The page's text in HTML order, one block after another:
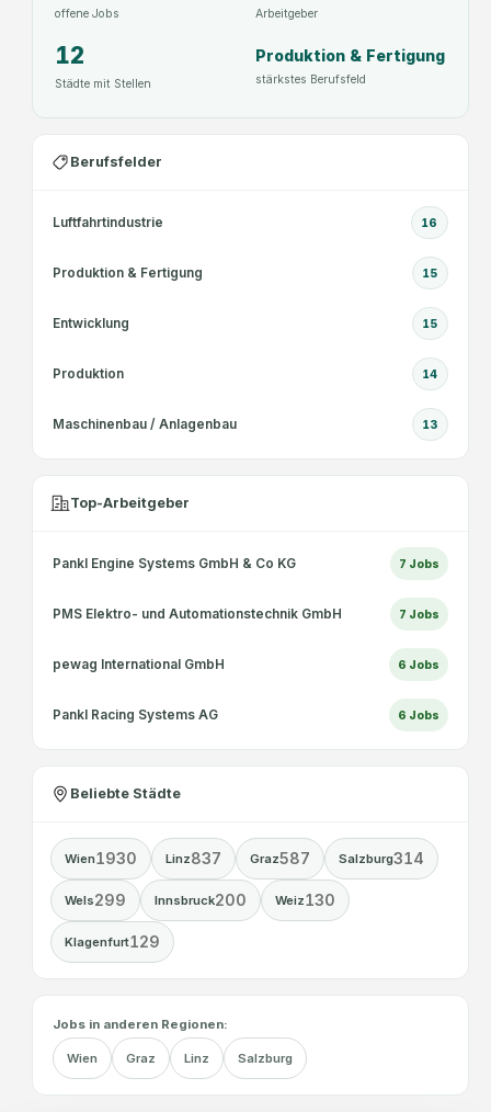
offene Jobs Arbeitgeber
12
Städte mit Stellen
Produktion & Fertigung
stärkstes Berufsfeld
Berufsfelder
Luftfahrtindustrie 16
Produktion & Fertigung 15
Entwicklung 15
Produktion 14
Maschinenbau / Anlagenbau 13
Top-Arbeitgeber
Pankl Engine Systems GmbH & Co KG 7 Jobs
PMS Elektro- und Automationstechnik GmbH 7 Jobs
pewag International GmbH 6 Jobs
Pankl Racing Systems AG 6 Jobs
Beliebte Städte
Wien1930 Linz837 Graz587 Salzburg314
Wels299 Innsbruck200 Weiz130
Klagenfurt129
Jobs in anderen Regionen:
Wien Graz Linz Salzburg